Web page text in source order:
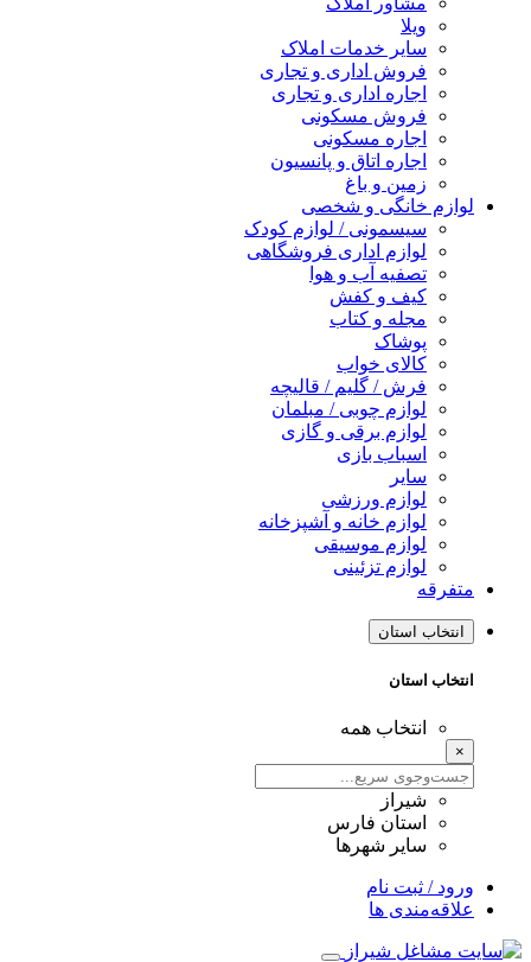
ویلا
سایر خدمات املاک
فروش اداری و تجاری
اجاره اداری و تجاری
فروش مسکونی
اجاره مسکونی
اجاره اتاق و پانسیون
زمین و باغ
لوازم خانگی و شخصی
سیسمونی / لوازم کودک
لوازم اداری فروشگاهی
تصفیه آب و هوا
کیف و کفش
مجله و کتاب
پوشاک
کالای خواب
فرش / گلیم / قالیچه
لوازم چوبی / مبلمان
لوازم برقی و گازی
اسباب بازی
سایر
لوازم ورزشی
لوازم خانه و آشپزخانه
لوازم موسیقی
لوازم تزئینی
متفرقه
انتخاب استان
انتخاب استان
انتخاب همه
×
شیراز
استان فارس
سایر شهرها
ورود / ثبت نام
علاقه‌مندی ها